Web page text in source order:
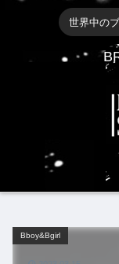
世界中の
Bboy&Bgirl